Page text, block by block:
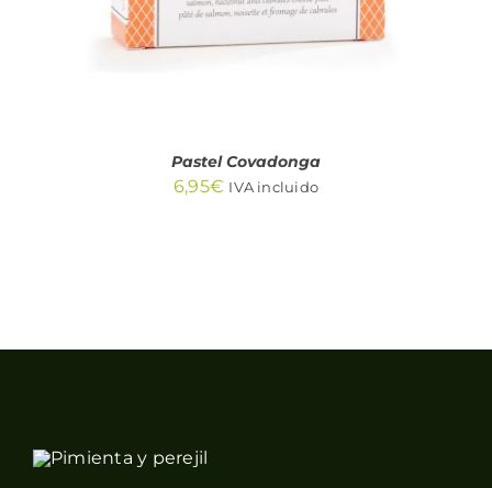
Pastel Covadonga
6,95€ IVA incluido